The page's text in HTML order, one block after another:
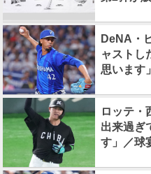
DeNA・
ャストし
思います
ロッテ・
出来過ぎ
す」／球